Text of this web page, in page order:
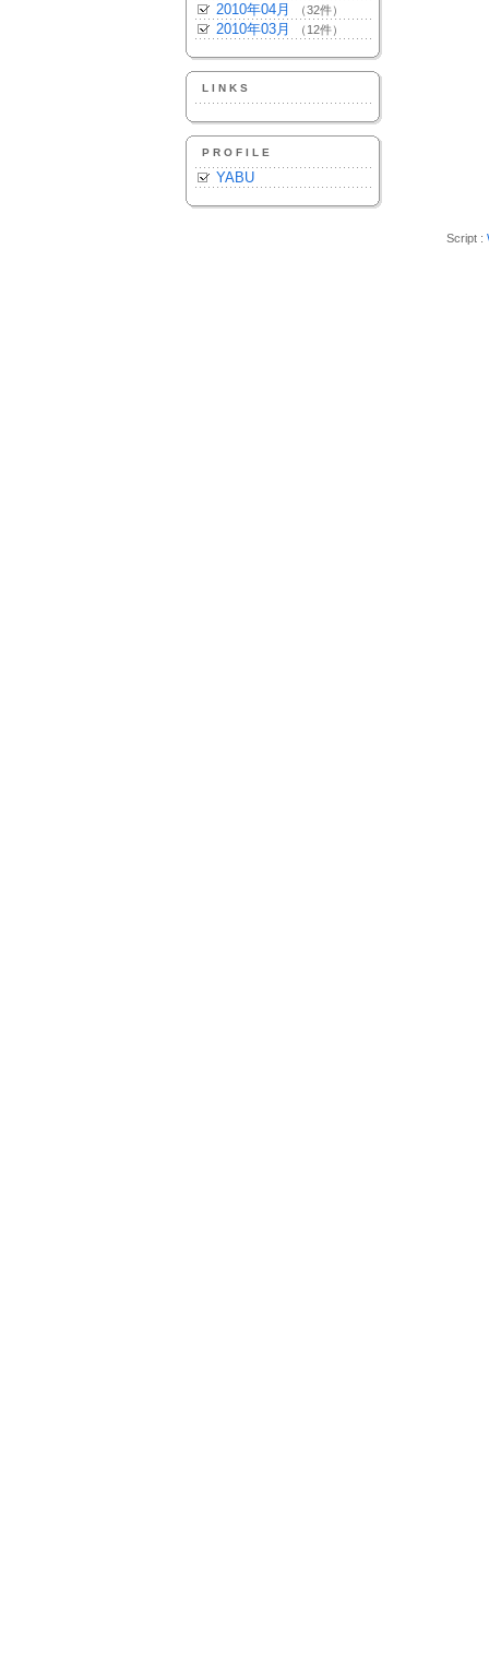
2010年04月 （32件）
2010年03月 （12件）
LINKS
PROFILE
YABU
Script :